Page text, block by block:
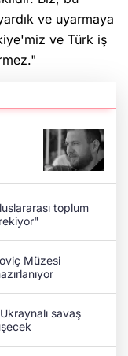
ve uyarmaya
ve Türk iş
toplum
Müzesi
savaş